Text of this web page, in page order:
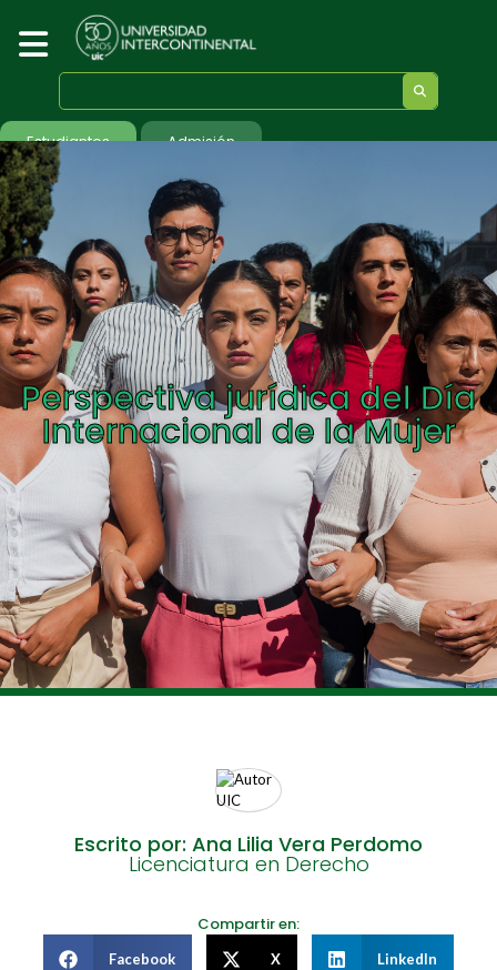
Estudiantes Admisión
Perspectiva jurídica del Día
Internacional de la Mujer
Escrito por: Ana Lilia Vera Perdomo
Licenciatura en Derecho
Compartir en:
Facebook X LinkedIn